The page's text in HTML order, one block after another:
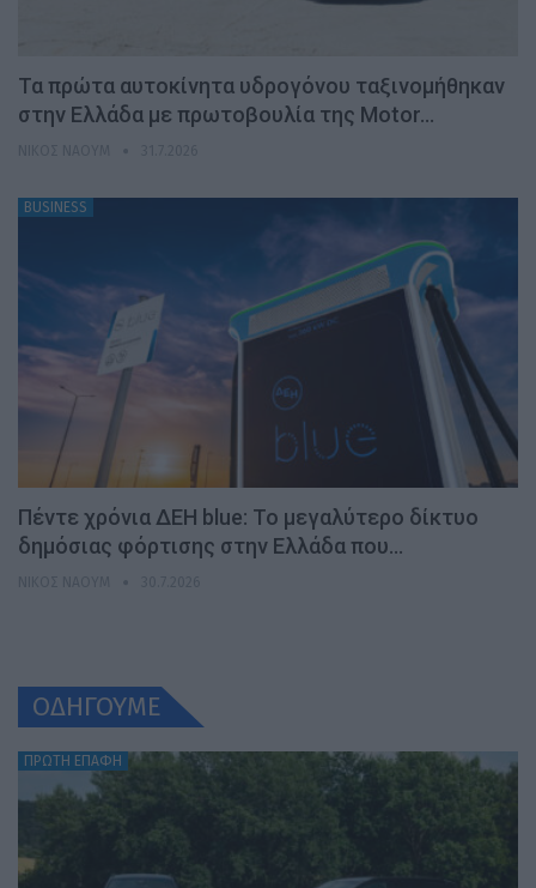
Τα πρώτα αυτοκίνητα υδρογόνου ταξινομήθηκαν
στην Ελλάδα με πρωτοβουλία της Motor…
BUSINESS
Πέντε χρόνια ΔΕΗ blue: Το μεγαλύτερο δίκτυο
δημόσιας φόρτισης στην Ελλάδα που…
ΟΔΗΓΟΥΜΕ
ΠΡΩΤΗ ΕΠΑΦΗ